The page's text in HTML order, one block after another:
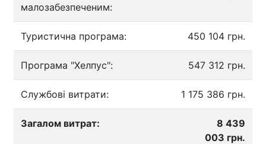
малозабезпеченим:
Туристична програма: 450 104 грн.
Програма "Хелпус": 547 312 грн.
Службові витрати: 1 175 386 грн.
Загалом витрат:
8 439
003 грн.